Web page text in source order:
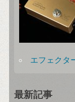
エフェクタ
最新記事